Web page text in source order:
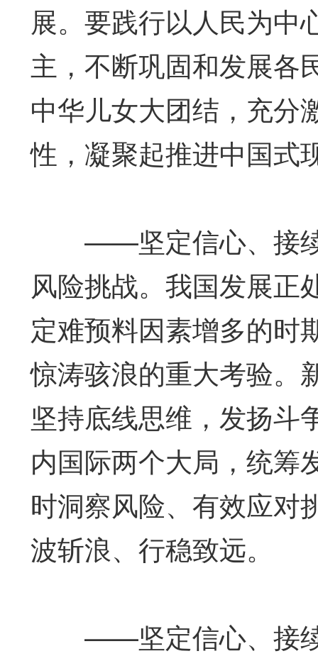
展。要践行以人民为中
主，不断巩固和发展各
中华儿女大团结，充分
性，凝聚起推进中国式
——坚定信心、接续
风险挑战。我国发展正
定难预料因素增多的时
惊涛骇浪的重大考验。
坚持底线思维，发扬斗
内国际两个大局，统筹
时洞察风险、有效应对
波斩浪、行稳致远。
——坚定信心、接续